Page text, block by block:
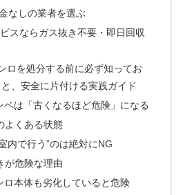
なしの業者を選ぶ
スならガス抜き不要・即日回収
ロを処分する前に必ず知ってお
、安全に片付ける実践ガイド
は「古くなるほど危険」になる
よくある状態
内で行う”のは絶対にNG
が危険な理由
ロ本体も劣化していると危険